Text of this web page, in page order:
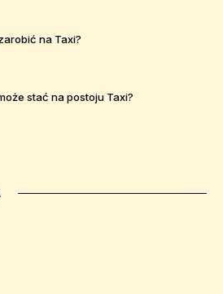
na Taxi?
stać na postoju Taxi?